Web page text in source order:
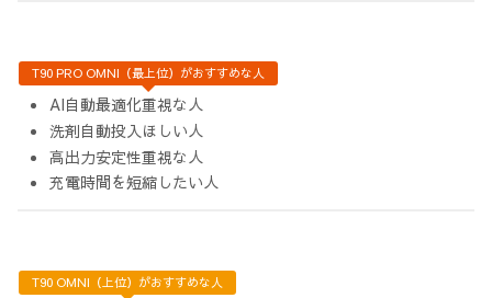
T90 PRO OMNI（最上位）がおすすめな人
AI自動最適化重視な人
洗剤自動投入ほしい人
高出力安定性重視な人
充電時間を短縮したい人
T90 OMNI（上位）がおすすめな人